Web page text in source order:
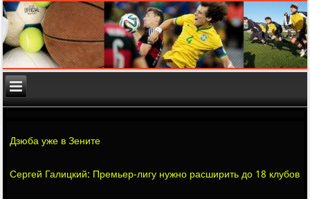
Дзюба уже в Зените
Сергей Галицкий: Премьер-лигу нужно расширить до 18 клубов